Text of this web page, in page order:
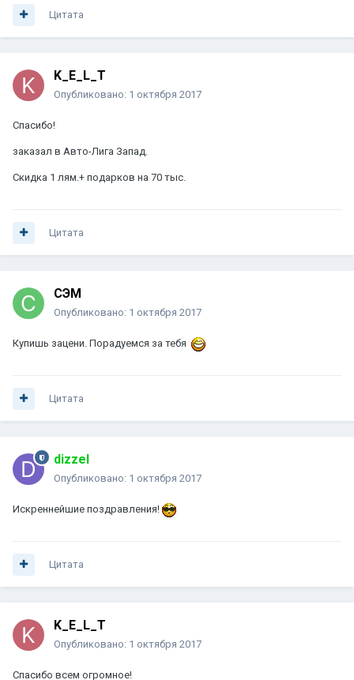
Цитата
K_E_L_T
Опубликовано: 1 октября 2017
Спасибо!
заказал в Авто-Лига Запад.
Скидка 1 лям.+ подарков на 70 тыс.
Цитата
СЭМ
Опубликовано: 1 октября 2017
Купишь зацени. Порадуемся за тебя
Цитата
dizzel
Опубликовано: 1 октября 2017
Искреннейшие поздравления!
Цитата
K_E_L_T
Опубликовано: 1 октября 2017
Спасибо всем огромное!